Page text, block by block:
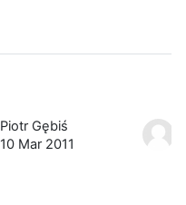
Piotr Gębiś
10 Mar 2011